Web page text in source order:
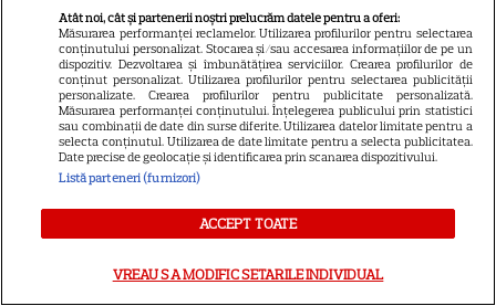
discută în spatele ușilor
închise
Luna plină din 29 iulie
deschide un nou capitol. Este
momentul astral care îți poate
Atât noi, cât și partenerii noștri prelucrăm datele pentru a oferi:
Măsurarea performanței reclamelor. Utilizarea profilurilor pentru selectarea
conținutului personalizat. Stocarea și/sau accesarea informațiilor de pe un
dispozitiv. Dezvoltarea și îmbunătățirea serviciilor. Crearea profilurilor de
conținut personalizat. Utilizarea profilurilor pentru selectarea publicității
personalizate. Crearea profilurilor pentru publicitate personalizată.
Măsurarea performanței conținutului. Înțelegerea publicului prin statistici
sau combinații de date din surse diferite. Utilizarea datelor limitate pentru a
selecta conținutul. Utilizarea de date limitate pentru a selecta publicitatea.
Date precise de geolocație și identificarea prin scanarea dispozitivului.
Listă parteneri (furnizori)
ACCEPT TOATE
VREAU SA MODIFIC SETARILE INDIVIDUAL